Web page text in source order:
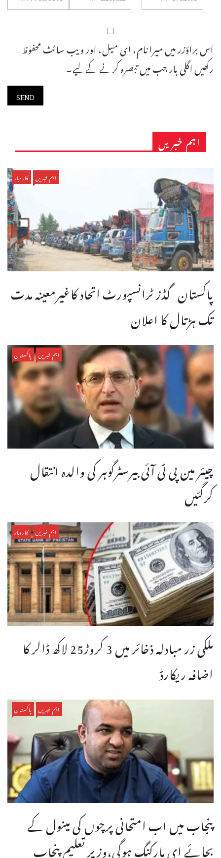
اس براؤزر میں میرا نام، ای میل، اور ویب سائٹ محفوظ
رکھیں اگلی بار جب میں تبصرہ کرنے کےلیے۔
اہم خبریں
اہم خبریں کاروبار
پاکستان گڈز ٹرانسپورٹ اتحاد کاغیرمعینہ مدت
تک ہڑتال کا اعلان
اہم خبریں پاکستان
چیئر مین پی ٹی آئی بیرسٹرگوہر کی والدہ انتقال
کرگئیں
اہم خبریں کاروبار
ملکی زر مبادلہ ذخائر میں 3 کروڑ25 لاکھ ڈالر کا
اضافہ ریکارڈ
اہم خبریں پاکستان
پنجاب میں اب امتحانی پرچوں کی مینول کے
بجائے ای مارکنگ ہوگی،وزیر تعلیم پنجاب